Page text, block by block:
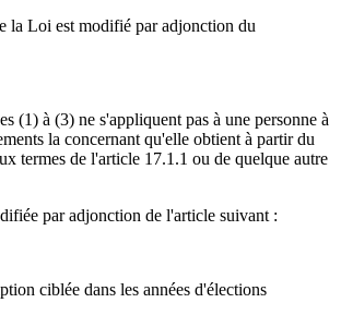
Loi est modifié par adjonction du
(1) à (3) ne s'appliquent pas à une personne à
la concernant qu'elle obtient à partir du
termes de l'article 17.1.1 ou de quelque autre
par adjonction de l'article suivant :
ciblée dans les années d'élections